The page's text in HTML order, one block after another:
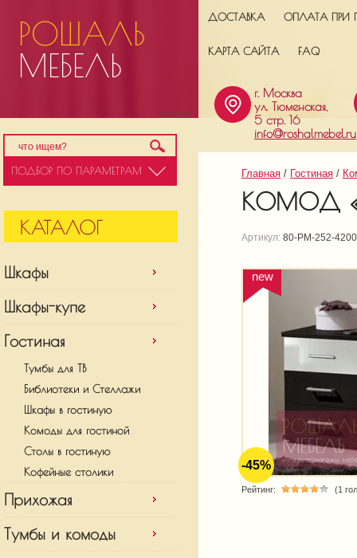
РОШАЛЬ
МЕБЕЛЬ
ПОДБОР ПО ПАРАМЕТРАМ
Шкафы
Шкафы-купе
Гостиная
Тумбы для ТВ
Библиотеки и Стеллажи
Шкафы в гостиную
Комоды для гостиной
Столы в гостиную
Кофейные столики
Прихожая
Тумбы и комоды
ДОСТАВКА ОПЛАТА ПРИ
КАРТА САЙТА FAQ
г. Москва
ул. Тюменская,
5 стр. 16
info@roshalmebel.ru
Главная / Гостиная /
КОМОД
Артикул: 80-РМ-252-4200
-45%
new
Рейтинг: (1